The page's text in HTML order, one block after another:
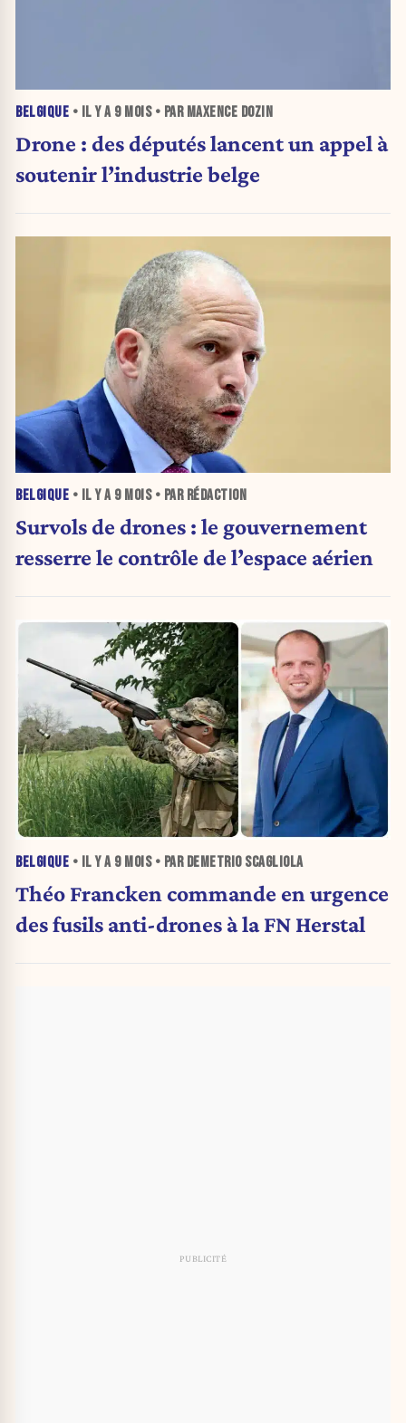
BELGIQUE • IL Y A 9 MOIS• PAR MAXENCE DOZIN
Drone : des députés lancent un appel à
soutenir l’industrie belge
BELGIQUE • IL Y A 9 MOIS• PAR RÉDACTION
Survols de drones : le gouvernement
resserre le contrôle de l’espace aérien
BELGIQUE • IL Y A 9 MOIS• PAR DEMETRIO SCAGLIOLA
Théo Francken commande en urgence
des fusils anti-drones à la FN Herstal